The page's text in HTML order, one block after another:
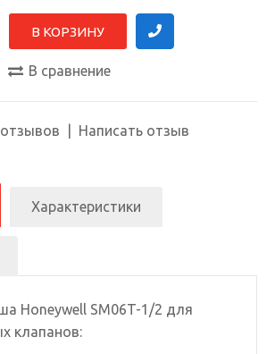
В сравнение
Написать отзыв
Характеристики
Honeywell SM06T-1/2 для
клапанов: